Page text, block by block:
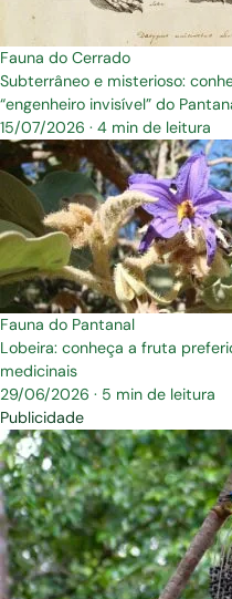
Fauna do Cerrado
Subterrâneo e misterioso:
“engenheiro invisível” do
15/07/2026 · 4 min de leitura
Fauna do Pantanal
Lobeira: conheça a fruta
medicinais
29/06/2026 · 5 min de leitura
Publicidade